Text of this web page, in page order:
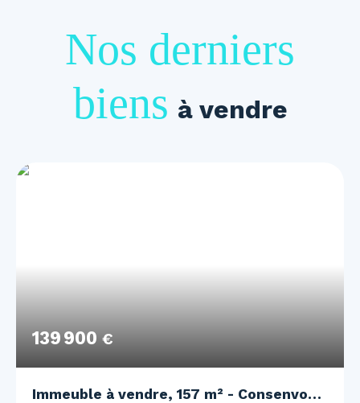
Nos derniers
biens à vendre
139 900 €
Immeuble à vendre, 157 m² - Consenvoye